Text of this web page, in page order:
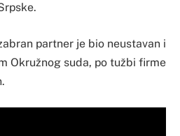
partner je bio neustavan i
Okružnog suda, po tužbi firme